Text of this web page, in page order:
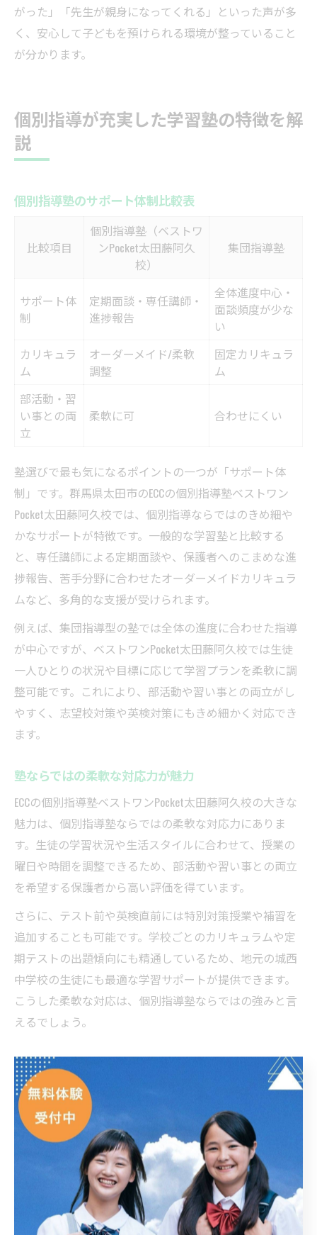
がった」「先生が親身になってくれる」といった声が多
く、安心して子どもを預けられる環境が整っていること
が分かります。
個別指導が充実した学習塾の特徴を解
説
個別指導塾のサポート体制比較表
比較項目
個別指導塾（ベストワ
ンPocket太田藤阿久
校）
集団指導塾
サポート体
制
定期面談・専任講師・
進捗報告
全体進度中心・
面談頻度が少な
い
カリキュラ
ム
オーダーメイド/柔軟
調整
固定カリキュラ
ム
部活動・習
い事との両
立
柔軟に可 合わせにくい
塾選びで最も気になるポイントの一つが「サポート体
制」です。群馬県太田市のECCの個別指導塾ベストワン
Pocket太田藤阿久校では、個別指導ならではのきめ細や
かなサポートが特徴です。一般的な学習塾と比較する
と、専任講師による定期面談や、保護者へのこまめな進
捗報告、苦手分野に合わせたオーダーメイドカリキュラ
ムなど、多角的な支援が受けられます。
例えば、集団指導型の塾では全体の進度に合わせた指導
が中心ですが、ベストワンPocket太田藤阿久校では生徒
一人ひとりの状況や目標に応じて学習プランを柔軟に調
整可能です。これにより、部活動や習い事との両立がし
やすく、志望校対策や英検対策にもきめ細かく対応でき
ます。
塾ならではの柔軟な対応力が魅力
ECCの個別指導塾ベストワンPocket太田藤阿久校の大きな
魅力は、個別指導塾ならではの柔軟な対応力にありま
す。生徒の学習状況や生活スタイルに合わせて、授業の
曜日や時間を調整できるため、部活動や習い事との両立
を希望する保護者から高い評価を得ています。
さらに、テスト前や英検直前には特別対策授業や補習を
追加することも可能です。学校ごとのカリキュラムや定
期テストの出題傾向にも精通しているため、地元の城西
中学校の生徒にも最適な学習サポートが提供できます。
こうした柔軟な対応は、個別指導塾ならではの強みと言
えるでしょう。
学習塾の個別指導と集団指導の違い
指導タ
イプ
個別指
生徒ごとに最適化、
柔軟対応
つまずき発見が速
い、細やか
一斉授業、全体進度
重視
個別フォローは限定
的